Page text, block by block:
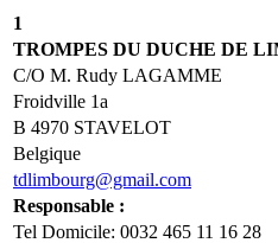
1
TROMPES DU DUCHE DE
C/O M. Rudy LAGAMME
Froidville 1a
B 4970 STAVELOT
Belgique
tdlimbourg@gmail.com
Responsable :
Tel Domicile: 0032 465 11 16 28